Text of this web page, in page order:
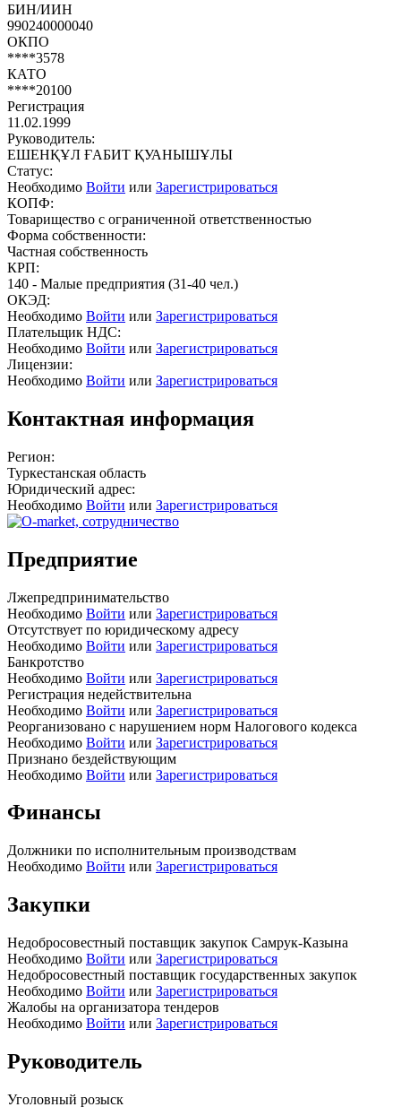
БИН/ИИН
990240000040
ОКПО
****3578
КАТО
****20100
Регистрация
11.02.1999
Руководитель:
ЕШЕНҚҰЛ ҒАБИТ ҚУАНЫШҰЛЫ
Статус:
Необходимо Войти или Зарегистрироваться
КОПФ:
Товарищество с ограниченной ответственностью
Форма собственности:
Частная собственность
КРП:
140 - Малые предприятия (31-40 чел.)
ОКЭД:
Необходимо Войти или Зарегистрироваться
Плательщик НДС:
Необходимо Войти или Зарегистрироваться
Лицензии:
Необходимо Войти или Зарегистрироваться
Контактная информация
Регион:
Туркестанская область
Юридический адрес:
Необходимо Войти или Зарегистрироваться
Предприятие
Лжепредпринимательство
Необходимо Войти или Зарегистрироваться
Отсутствует по юридическому адресу
Необходимо Войти или Зарегистрироваться
Банкротство
Необходимо Войти или Зарегистрироваться
Регистрация недействительна
Необходимо Войти или Зарегистрироваться
Реорганизовано с нарушением норм Налогового кодекса
Необходимо Войти или Зарегистрироваться
Признано бездействующим
Необходимо Войти или Зарегистрироваться
Финансы
Должники по исполнительным производствам
Необходимо Войти или Зарегистрироваться
Закупки
Недобросовестный поставщик закупок Самрук-Казына
Необходимо Войти или Зарегистрироваться
Недобросовестный поставщик государственных закупок
Необходимо Войти или Зарегистрироваться
Жалобы на организатора тендеров
Необходимо Войти или Зарегистрироваться
Руководитель
Уголовный розыск